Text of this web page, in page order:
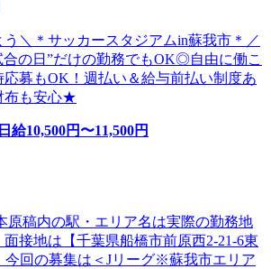
＼＊サッカースタジアムin蘇我市＊／
合の日”だけの勤務でもOK◎自由に働こ
応募もOK！週払い＆給与前払い制度あ
布も安心★
日給10,500円〜11,500円
稿内の駅・エリア名は実際の勤務地
接地は【千葉県船橋市前原西2-21-6東
今回の募集は＜Jリーグ※蘇我市エリア